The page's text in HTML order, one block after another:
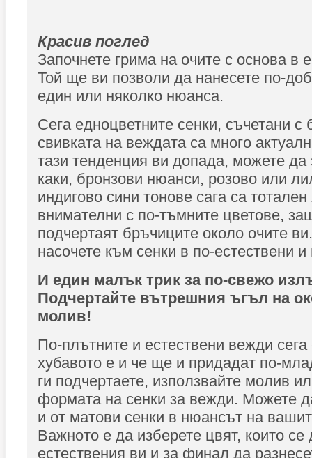
Красив поглед
Започнете грима на очите с основа в
Той ще ви позволи да нанесете по-
един или няколко нюанса.
Сега едноцветните сенки, съчетани с
свивката на веждата са много
тази тенденция ви допада, можете да
каки, бронзови нюанси, розово или
индигово сини тонове сага са
внимателни с по-тъмните цветове,
подчертаят бръчиците около очите
насочете към сенки в по-естествени
И един малък трик за по-свежо
Подчертайте вътрешния ъгъл на
молив!
По-плътните и естествени вежди сега
хубавото е и че ще и придадат по-
ги подчертаете, използвайте молив
формата на сенки за вежди. Можете
и от матови сенки в нюансът на
Важното е да изберете цвят, които
естествения ви и за финал да